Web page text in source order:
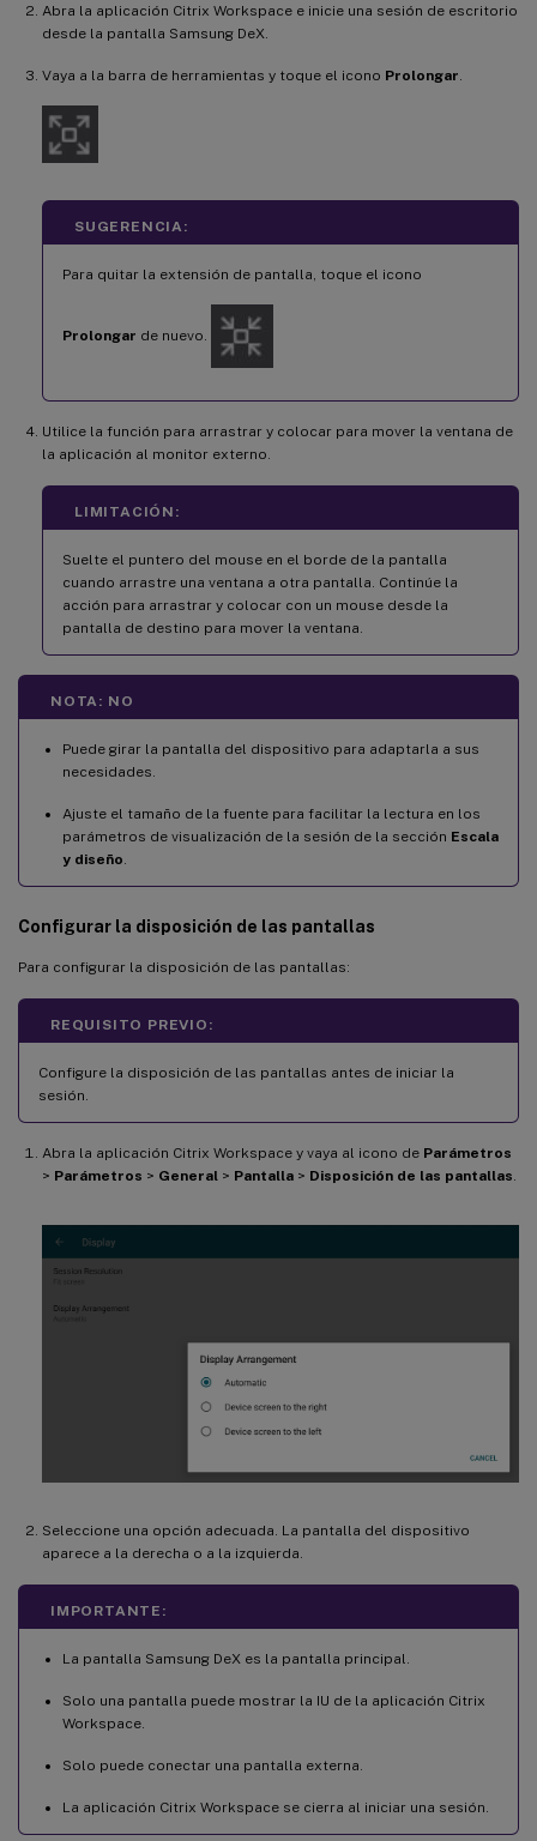
Abra la aplicación Citrix Workspace e inicie una sesión de escritorio
desde la pantalla Samsung DeX.
Vaya a la barra de herramientas y toque el icono Prolongar
SUGERENCIA:
Para quitar la extensión de pantalla, toque el icono
Prolongar de nuevo.
Utilice la función para arrastrar y colocar para mover la ventana de
la aplicación al monitor externo.
LIMITACIÓN:
Suelte el puntero del mouse en el borde de la pantalla
cuando arrastre una ventana a otra pantalla. Continúe la
acción para arrastrar y colocar con un mouse desde la
pantalla de destino para mover la ventana.
NOTA: NO
Puede girar la pantalla del dispositivo para adaptarla a sus
necesidades.
Ajuste el tamaño de la fuente para facilitar la lectura en los
parámetros de visualización de la sesión de la sección Escala
y diseño
Configurar la disposición de las pantallas
Para configurar la disposición de las pantallas:
REQUISITO PREVIO:
Configure la disposición de las pantallas antes de iniciar la
sesión.
Abra la aplicación Citrix Workspace y vaya al icono de Parámetros
> Parámetros > General > Pantalla > Disposición de las pantallas
Seleccione una opción adecuada. La pantalla del dispositivo
aparece a la derecha o a la izquierda.
IMPORTANTE:
La pantalla Samsung DeX es la pantalla principal.
Solo una pantalla puede mostrar la IU de la aplicación Citrix
Workspace.
Solo puede conectar una pantalla externa.
La aplicación Citrix Workspace se cierra al iniciar una sesión.